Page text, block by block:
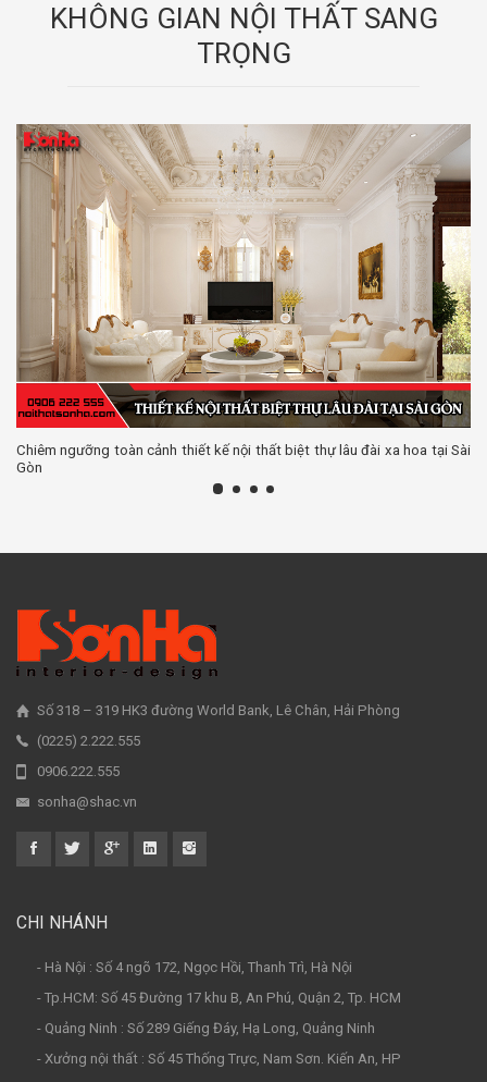
KHÔNG GIAN NỘI THẤT SANG
TRỌNG
Chiêm ngưỡng toàn cảnh thiết kế nội thất biệt thự lâu đài xa hoa tại Sài
Gòn
Số 318 – 319 HK3 đường World Bank, Lê Chân, Hải Phòng
(0225) 2.222.555
0906.222.555
sonha@shac.vn
CHI NHÁNH
- Hà Nội : Số 4 ngõ 172, Ngọc Hồi, Thanh Trì, Hà Nội
- Tp.HCM: Số 45 Đường 17 khu B, An Phú, Quận 2, Tp. HCM
- Quảng Ninh : Số 289 Giếng Đáy, Hạ Long, Quảng Ninh
- Xưởng nội thất : Số 45 Thống Trực, Nam Sơn. Kiến An, HP